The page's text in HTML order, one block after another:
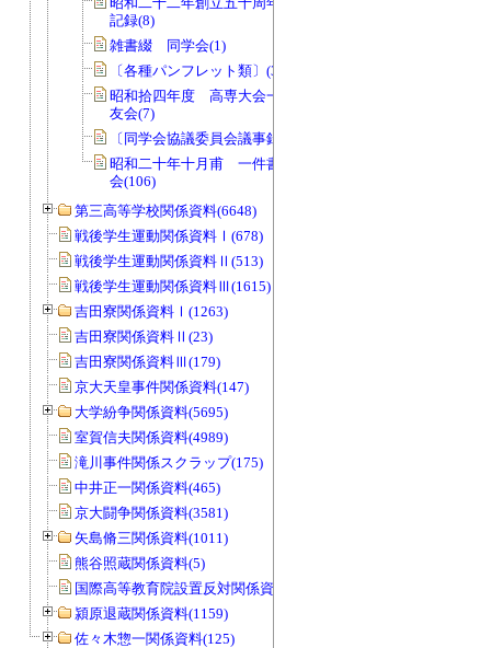
記録(8)
雑書綴 同学会(1)
〔各種パンフレット類〕(34)
昭和拾四年度 高専大会一件書類 学
友会(7)
〔同学会協議委員会議事録〕(1)
昭和二十年十月甫 一件書類綴 同学
会(106)
第三高等学校関係資料(6648)
戦後学生運動関係資料Ⅰ(678)
戦後学生運動関係資料Ⅱ(513)
戦後学生運動関係資料Ⅲ(1615)
吉田寮関係資料Ⅰ(1263)
吉田寮関係資料Ⅱ(23)
吉田寮関係資料Ⅲ(179)
京大天皇事件関係資料(147)
大学紛争関係資料(5695)
室賀信夫関係資料(4989)
滝川事件関係スクラップ(175)
中井正一関係資料(465)
京大闘争関係資料(3581)
矢島脩三関係資料(1011)
熊谷照蔵関係資料(5)
国際高等教育院設置反対関係資料(20)
潁原退蔵関係資料(1159)
佐々木惣一関係資料(125)